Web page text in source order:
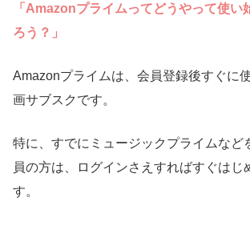
「Amazonプライムってどうやって使い
ろう？」
Amazonプライムは、会員登録後すぐに
画サブスクです。
特に、すでにミュージックプライムなど
員の方は、ログインさえすればすぐはじ
す。